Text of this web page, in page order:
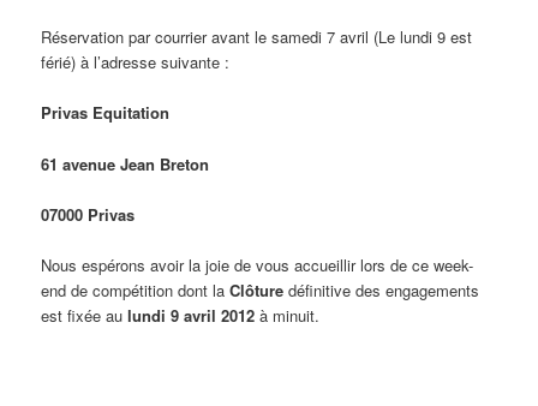
Réservation par courrier avant le samedi 7 avril (Le lundi 9 est
férié) à l’adresse suivante :
Privas Equitation
61 avenue Jean Breton
07000 Privas
Nous espérons avoir la joie de vous accueillir lors de ce week-
end de compétition dont laClôture définitive des engagements
est fixée au lundi 9 avril 2012 à minuit.